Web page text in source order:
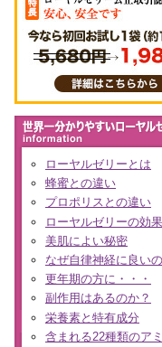
ローヤルゼリーとは
蜂蜜との違い
プロポリスとの違い
ローヤルゼリーの効果
美肌によい秘密
なぜ自律神経に良い
更年期の方に・・・
副作用はあるのか？
栄養素と特有成分
含まれる22種類のア